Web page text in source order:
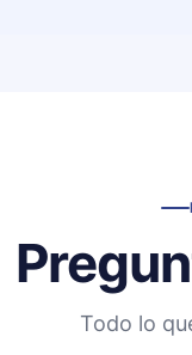
Todo lo